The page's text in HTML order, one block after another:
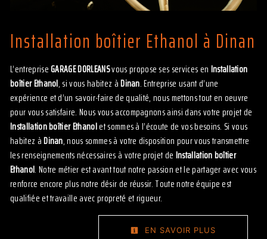
Installation boîtier Ethanol à Dinan
L’entrepriseGARAGE DORLEANSvous propose ses services en Installation
boîtier Ethanol, si vous habitez àDinan. Entreprise usant d’une
expérience et d’un savoir-faire de qualité, nous mettons tout en oeuvre
pour vous satisfaire. Nous vous accompagnons ainsi dans votre projet de
Installation boîtier Ethanolet sommes à l’écoute de vos besoins. Si vous
habitez àDinan, nous sommes à votre disposition pour vous transmettre
les renseignements nécessaires à votre projet de Installation boîtier
Ethanol. Notre métier est avant tout notre passion et le partager avec vous
renforce encore plus notre désir de réussir. Toute notre équipe est
qualifiée et travaille avec propreté et rigueur.
EN SAVOIR PLUS